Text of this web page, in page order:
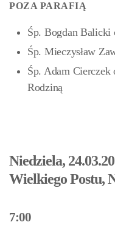
POZA PARAFIĄ
Śp. Bogdan Balicki
Śp. Mieczysław
Śp. Adam Cierczek
Rodziną
Niedziela,
Wielkiego Postu,
7:00